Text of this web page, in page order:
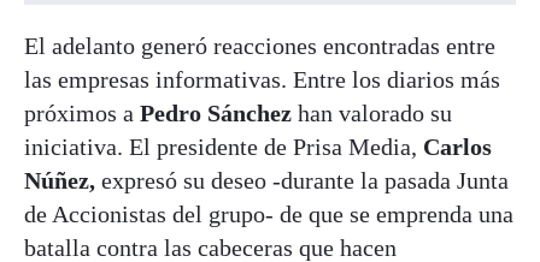
El adelanto generó reacciones encontradas entre
las empresas informativas. Entre los diarios más
próximos a Pedro Sánchez han valorado su
iniciativa. El presidente de Prisa Media, Carlos
Núñez, expresó su deseo -durante la pasada Junta
de Accionistas del grupo- de que se emprenda una
batalla contra las cabeceras que hacen